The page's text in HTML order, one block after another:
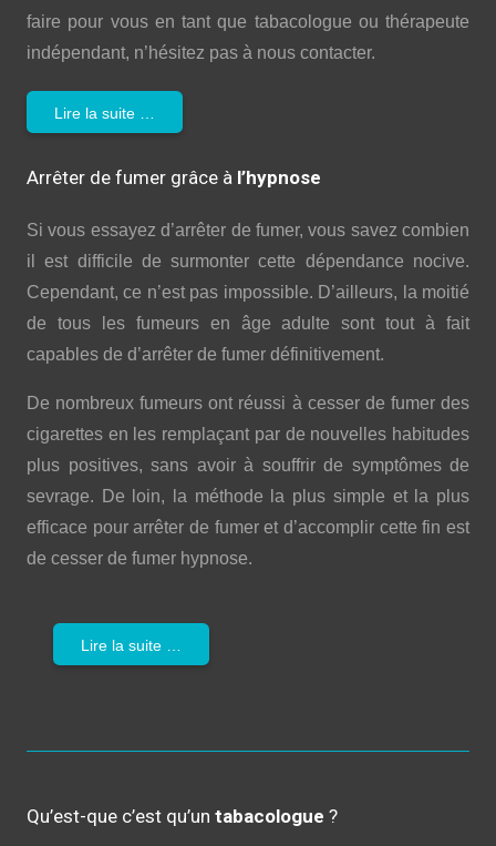
faire pour vous en tant que tabacologue ou thérapeute
indépendant, n’hésitez pas à nous contacter.
Lire la suite …
Arrêter de fumer grâce à l’hypnose
Si vous essayez d’arrêter de fumer, vous savez combien
il est difficile de surmonter cette dépendance nocive.
Cependant, ce n’est pas impossible. D’ailleurs, la moitié
de tous les fumeurs en âge adulte sont tout à fait
capables de d’arrêter de fumer définitivement.
De nombreux fumeurs ont réussi à cesser de fumer des
cigarettes en les remplaçant par de nouvelles habitudes
plus positives, sans avoir à souffrir de symptômes de
sevrage. De loin, la méthode la plus simple et la plus
efficace pour arrêter de fumer et d’accomplir cette fin est
de cesser de fumer hypnose.
Lire la suite …
Qu’est-que c’est qu’un tabacologue ?